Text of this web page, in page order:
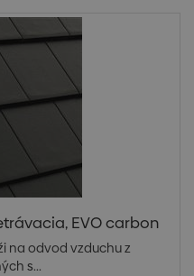
EVO carbon
na odvod vzduchu z
s...